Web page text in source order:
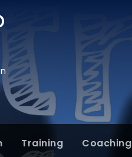
Training Coaching